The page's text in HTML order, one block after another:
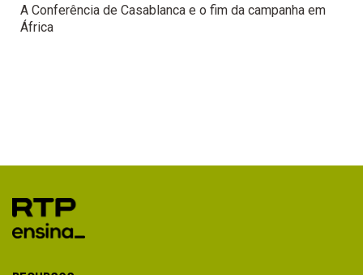
A Conferência de Casablanca e o fim da campanha em
África